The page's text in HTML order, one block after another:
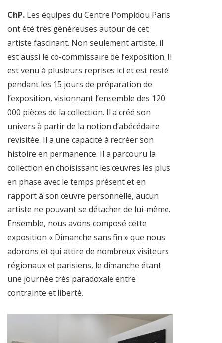
ChP. Les équipes du Centre Pompidou Paris
ont été très généreuses autour de cet
artiste fascinant. Non seulement artiste, il
est aussi le co-commissaire de l’exposition. Il
est venu à plusieurs reprises ici et est resté
pendant les 15 jours de préparation de
l’exposition, visionnant l’ensemble des 120
000 pièces de la collection. Il a créé son
univers à partir de la notion d’abécédaire
revisitée. Il a une capacité à recréer son
histoire en permanence. Il a parcouru la
collection en choisissant les œuvres les plus
en phase avec le temps présent et en
rapport à son œuvre personnelle, aucun
artiste ne pouvant se détacher de lui-même.
Ensemble, nous avons composé cette
exposition « Dimanche sans fin » que nous
adorons et qui attire de nombreux visiteurs
régionaux et parisiens, le dimanche étant
une journée très paradoxale entre
contrainte et liberté.